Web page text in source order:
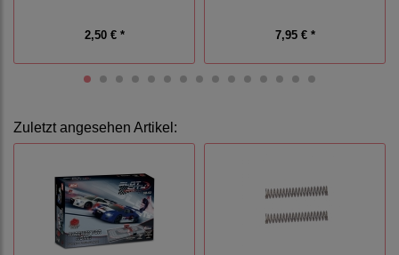
2,50 € * 7,95 € *
Zuletzt angesehen Artikel: